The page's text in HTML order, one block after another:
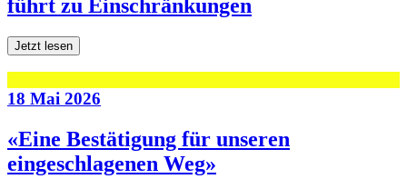
führt zu Einschränkungen
Jetzt lesen
18 Mai 2026
«Eine Bestätigung für unseren
eingeschlagenen Weg»